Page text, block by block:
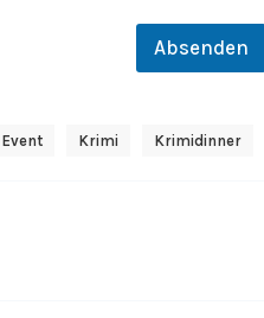
Absenden
Event Krimi Krimidinner